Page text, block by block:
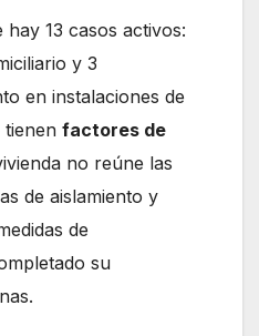
13 casos activos:
y 3
en instalaciones de
tienen factores de
no reúne las
de aislamiento y
de
su